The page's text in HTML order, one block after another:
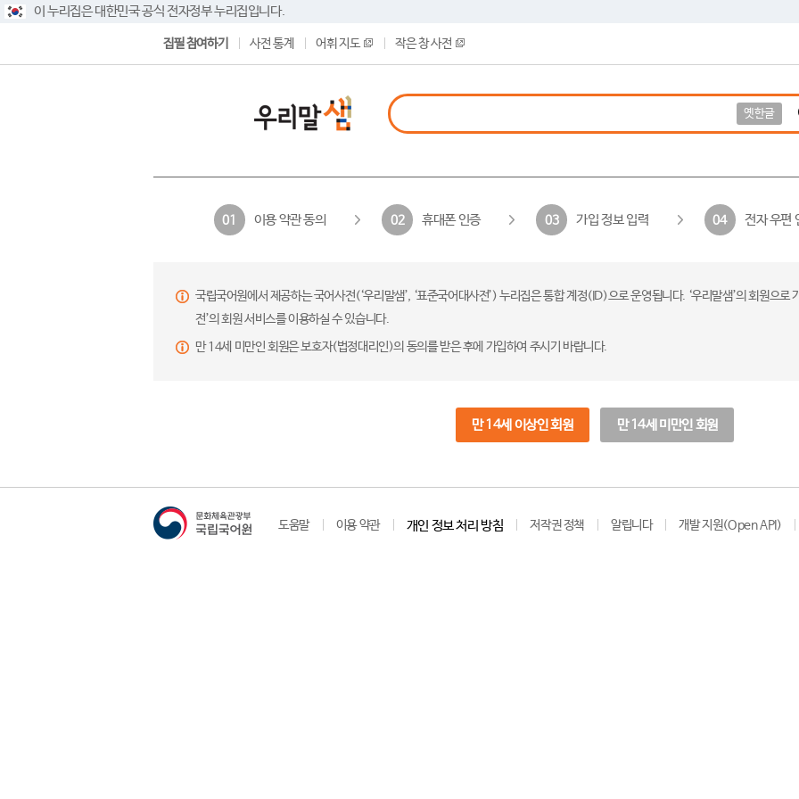
이 누리집은 대한민국 공식 전자정부 누리집입니다.
집필 참여하기 사전 통계 어휘 지도 작은 창 사전
옛한글
01 이용 약관 동의 02 휴대폰 인증 03 가입 정보 입력 04 전자 우편
국립국어원에서 제공하는 국어사전(‘우리말샘’, ‘표준국어대사전’) 누리집은 통합 계정(ID)으로 운영됩니다. ‘우리말샘’의 회원으
전’의 회원 서비스를 이용하실 수 있습니다.
만 14세 미만인 회원은 보호자(법정대리인)의 동의를 받은 후에 가입하여 주시기 바랍니다.
만 14세 이상인 회원 만 14세 미만인 회원
도움말 이용 약관 개인 정보 처리 방침 저작권 정책 알립니다 개발 지원(Open API)